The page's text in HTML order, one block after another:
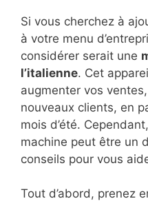
Si vous cherchez à
à votre menu
considérer serait une
l’italienne. Cet
augmenter vos
nouveaux clients, en
mois d’été.
machine peut être un
conseils pour vous
Tout d’abord, prenez